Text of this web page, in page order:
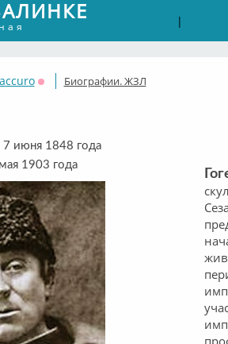
|
Оффлайн
Биографии. ЖЗЛ
июня 1848 года
1903 года